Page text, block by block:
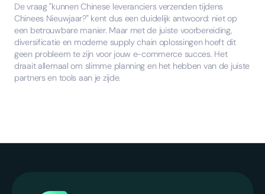
De vraag "kunnen Chinese leveranciers verzenden tijdens
Chinees Nieuwjaar?" kent dus een duidelijk antwoord: niet op
een betrouwbare manier. Maar met de juiste voorbereiding,
diversificatie en moderne supply chain oplossingen hoeft dit
geen probleem te zijn voor jouw e-commerce succes. Het
draait allemaal om slimme planning en het hebben van de juiste
partners en tools aan je zijde.